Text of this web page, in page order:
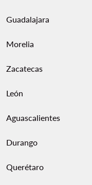
Guadalajara
Morelia
Zacatecas
León
Aguascalientes
Durango
Querétaro